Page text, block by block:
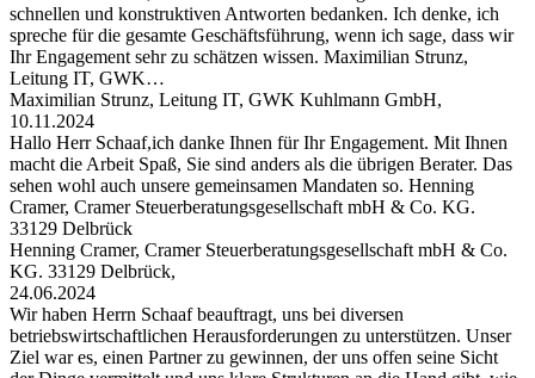
schnellen und konstruktiven Antworten bedanken. Ich denke, ich
spreche für die gesamte Geschäftsführung, wenn ich sage, dass wir
Ihr Engagement sehr zu schätzen wissen. Maximilian Strunz,
Leitung IT, GWK…
Maximilian Strunz, Leitung IT, GWK Kuhlmann GmbH,
10.11.2024
Hallo Herr Schaaf,ich danke Ihnen für Ihr Engagement. Mit Ihnen
macht die Arbeit Spaß, Sie sind anders als die übrigen Berater. Das
sehen wohl auch unsere gemeinsamen Mandaten so. Henning
Cramer, Cramer Steuerberatungsgesellschaft mbH & Co. KG.
33129 Delbrück
Henning Cramer, Cramer Steuerberatungsgesellschaft mbH & Co.
KG. 33129 Delbrück,
24.06.2024
Wir haben Herrn Schaaf beauftragt, uns bei diversen
betriebswirtschaftlichen Herausforderungen zu unterstützen. Unser
Ziel war es, einen Partner zu gewinnen, der uns offen seine Sicht